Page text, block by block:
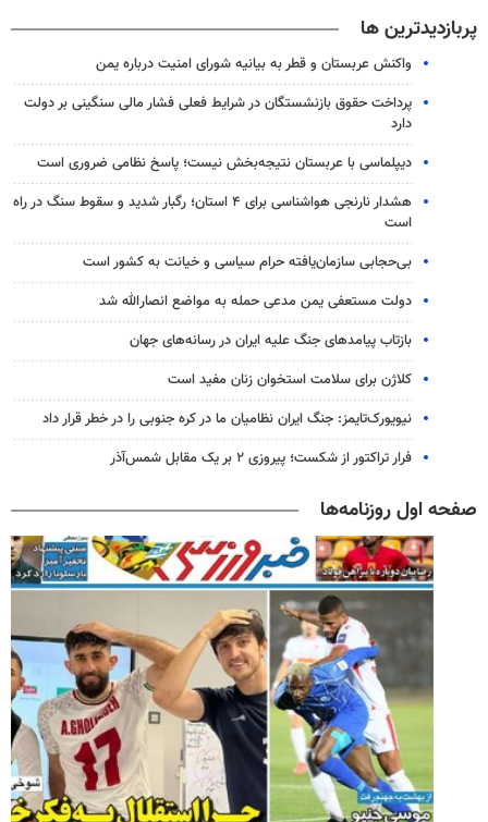
پربازدیدترین ها
واکنش عربستان و قطر به بیانیه شورای امنیت درباره یمن
پرداخت حقوق بازنشستگان در شرایط فعلی فشار مالی سنگینی بر دولت
دارد
دیپلماسی با عربستان نتیجه‌بخش نیست؛ پاسخ نظامی ضروری است
هشدار نارنجی هواشناسی برای ۴ استان؛ رگبار شدید و سقوط سنگ در راه
است
بی‌حجابی سازمان‌یافته حرام سیاسی و خیانت به کشور است
دولت مستعفی یمن مدعی حمله به مواضع انصارالله شد
بازتاب پیامدهای جنگ علیه ایران در رسانه‌های جهان
کلاژن برای سلامت استخوان زنان مفید است
نیویورک‌تایمز: جنگ ایران نظامیان ما در کره جنوبی را در خطر قرار داد
فرار تراکتور از شکست؛ پیروزی ۲ بر یک مقابل شمس‌آذر
صفحه اول روزنامه‌ها